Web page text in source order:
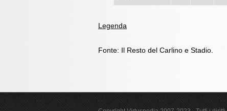
Legenda
Fonte: Il Resto del Carlino e Stadio.